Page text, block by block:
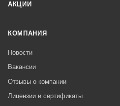
АКЦИИ
КОМПАНИЯ
Новости
Вакансии
Отзывы о компании
Лицензии и сертификаты